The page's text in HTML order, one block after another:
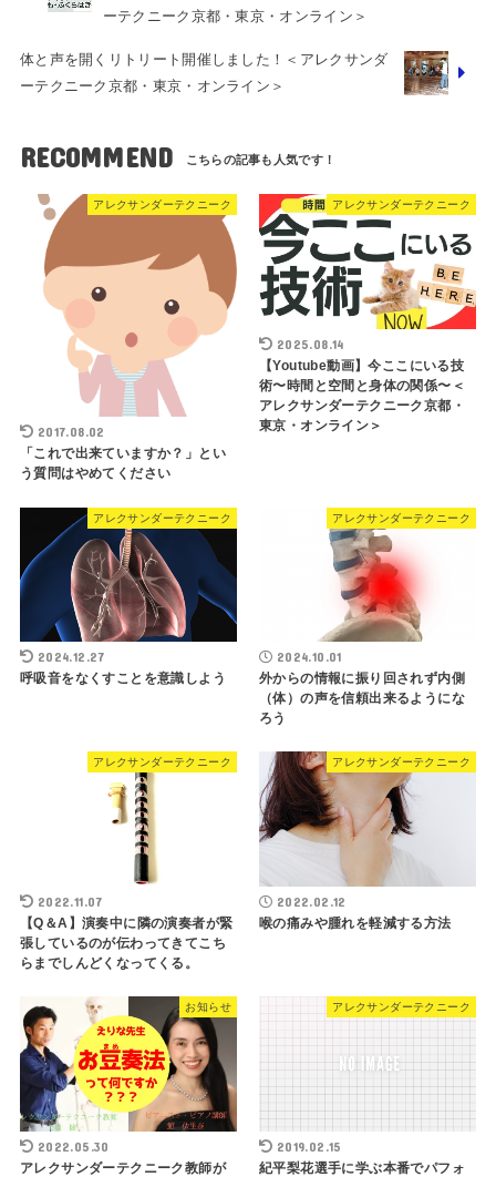
ーテクニーク京都・東京・オンライン＞
体と声を開くリトリート開催しました！＜アレクサンダ
ーテクニーク京都・東京・オンライン＞
RECOMMEND
アレクサンダーテクニーク
2017.08.02
「これで出来ていますか？」とい
う質問はやめてください
アレクサンダーテクニーク
2025.08.14
【Youtube動画】今ここにいる技
術〜時間と空間と身体の関係〜＜
アレクサンダーテクニーク京都・
東京・オンライン＞
アレクサンダーテクニーク
2024.12.27
呼吸音をなくすことを意識しよう
アレクサンダーテクニーク
2024.10.01
外からの情報に振り回されず内側
（体）の声を信頼出来るようにな
ろう
アレクサンダーテクニーク
2022.11.07
【Q＆A】演奏中に隣の演奏者が緊
張しているのが伝わってきてこち
らまでしんどくなってくる。
アレクサンダーテクニーク
2022.02.12
喉の痛みや腫れを軽減する方法
お知らせ
2022.05.30
アレクサンダーテクニーク教師が
アレクサンダーテクニーク
2019.02.15
紀平梨花選手に学ぶ本番でパフォ